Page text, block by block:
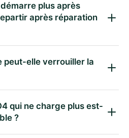
plus après
après réparation
peut-elle verrouiller la
qui ne charge plus est-
?